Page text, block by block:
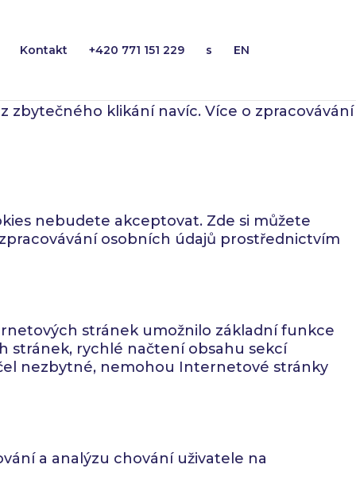
zbytečného klikání navíc. Více o zpracovávání
nebudete akceptovat. Zde si můžete
osobních údajů prostřednictvím
stránek umožnilo základní funkce
stránek, rychlé načtení obsahu sekcí
nezbytné, nemohou Internetové stránky
a analýzu chování uživatele na
Kontakt +420 771 151 229 s EN